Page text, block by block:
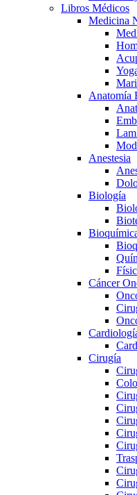
Libros Médicos
Medicina
Anatomía
Anestesia
Biología
Cáncer
Cirugía